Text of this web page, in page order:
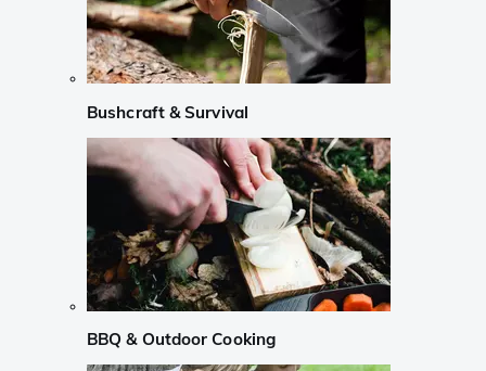
Bushcraft & Survival
BBQ & Outdoor Cooking